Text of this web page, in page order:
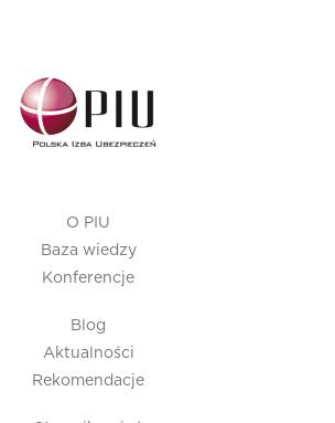
O PIU
Baza wiedzy
Konferencje
Blog
Aktualności
Rekomendacje